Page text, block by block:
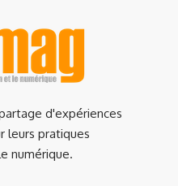
d'expériences
leurs pratiques
numérique.